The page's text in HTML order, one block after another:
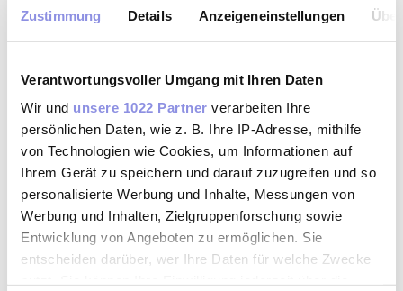
Zustimmung Details Anzeigeneinstellungen
Verantwortungsvoller Umgang mit Ihren Daten
Wir und unsere 1022 Partner verarbeiten Ihre
persönlichen Daten, wie z. B. Ihre IP-Adresse, mithilfe
von Technologien wie Cookies, um Informationen auf
Ihrem Gerät zu speichern und darauf zuzugreifen und so
personalisierte Werbung und Inhalte, Messungen von
Werbung und Inhalten, Zielgruppenforschung sowie
Entwicklung von Angeboten zu ermöglichen. Sie
entscheiden darüber, wer Ihre Daten für welche Zwecke
Geschlechtsverkehr, dem Verwenden von
Fehlgeburtoder Schwangerschaftsabbruch
IST EINE SCHMIERBLUTUNG EIN ANZEICHEN
FÜR EINE SCHWANGERSCHAFT?